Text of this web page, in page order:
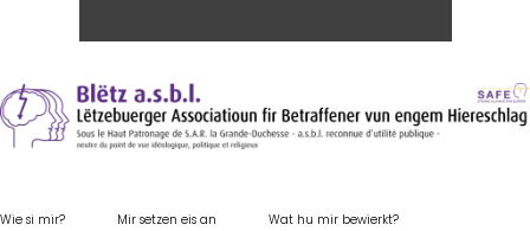
Wie si mir? Mir setzen eis an Wat hu mir bewierkt?